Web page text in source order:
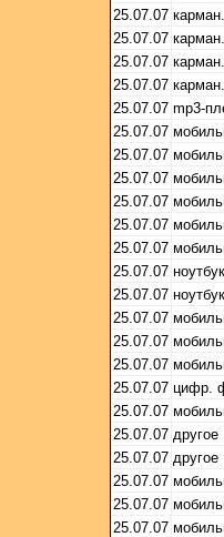
25.07.07
25.07.07
25.07.07
25.07.07
25.07.07 mp3-
25.07.07
25.07.07
25.07.07
25.07.07
25.07.07
25.07.07
25.07.07 ноутбук
25.07.07 ноутбук
25.07.07
25.07.07
25.07.07
25.07.07 цифр.
25.07.07
25.07.07 другое
25.07.07 другое
25.07.07
25.07.07
25.07.07